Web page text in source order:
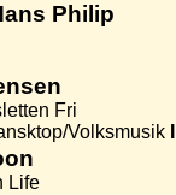
Philip
Fri
Volksmusik
Life